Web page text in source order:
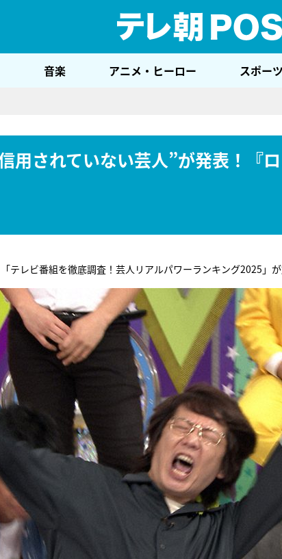
音楽 アニメ・ヒーロー スポーツ
用されていない芸人”が発表！『
テレビ番組を徹底調査！芸人リアルパワーランキング2025」が
『アイ
E齋藤
ビュー